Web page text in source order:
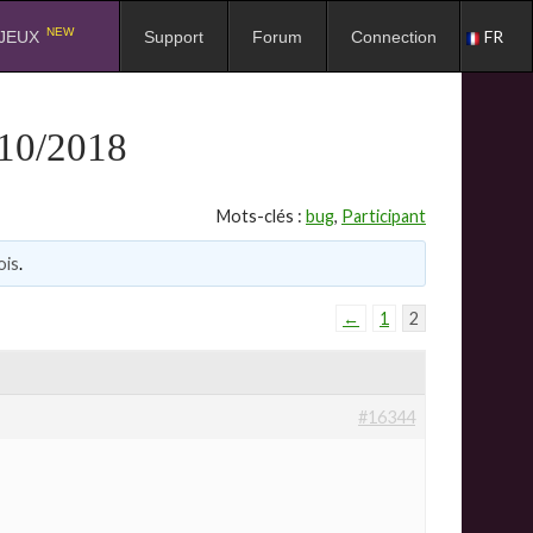
NEW Support Forum Connection FR
2018
Mots-clés : bug, Participant
.
← 1 2
#16344